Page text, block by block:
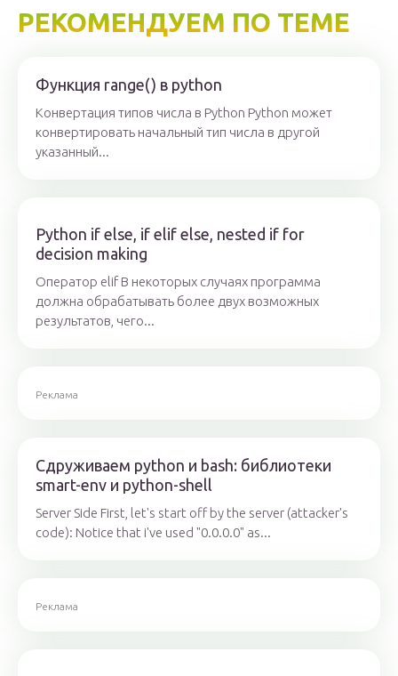
РЕКОМЕНДУЕМ ПО ТЕМЕ
Функция range() в python
Конвертация типов числа в Python Python может
конвертировать начальный тип числа в другой
указанный...
Python if else, if elif else, nested if for
decision making
Оператор elif В некоторых случаях программа
должна обрабатывать более двух возможных
результатов, чего...
Реклама
Сдруживаем python и bash: библиотеки
smart-env и python-shell
Server Side First, let's start off by the server (attacker's
code): Notice that i've used "0.0.0.0" as...
Реклама